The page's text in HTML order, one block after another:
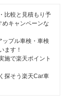
比較と見積もり予
キャンペーンな
ップル車検・車検
ます！
施で楽天ポイント
探そう楽天Car車